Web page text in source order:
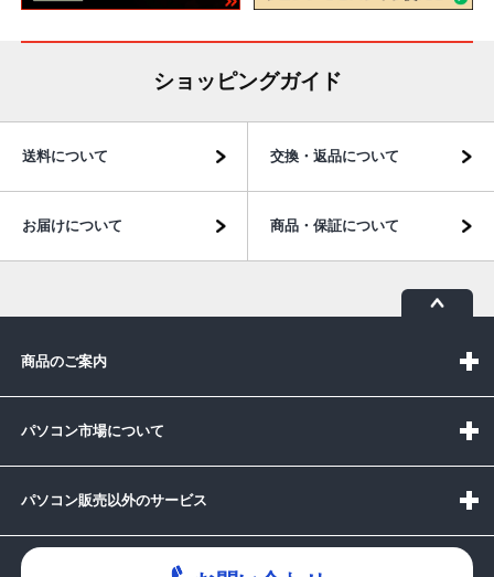
ショッピングガイド
送料について 交換・返品について
お届けについて 商品・保証について
商品のご案内
パソコン市場について
パソコン販売以外のサービス